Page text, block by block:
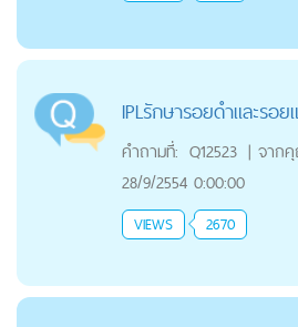
IPLรักษารอยดำและรอ
คำถามที่: Q12523 | จาก
28/9/2554 0:00:00
VIEWS 2670